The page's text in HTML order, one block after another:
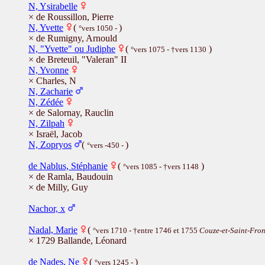
N, Ysirabelle
× de Roussillon, Pierre
N, Yvette
( °vers 1050 - )
× de Rumigny, Arnould
N, "Yvette" ou Judiphe
( °vers 1075 - †vers 1130 )
× de Breteuil, "Valeran" II
N, Yvonne
× Charles, N
N, Zacharie
N, Zédée
× de Salornay, Rauclin
N, Zilpah
× Israël, Jacob
N, Zopryos
( °vers -450 - )
de Nablus, Stéphanie ( °vers 1085 - †vers 1148 )
× de Ramla, Baudouin
× de Milly, Guy
Nachor, x
Nadal, Marie ( °vers 1710 - †entre 1746 et 1755 Couze-et-Saint-
× 1729 Ballande, Léonard
de Nades, Ne ( °vers 1245 - )